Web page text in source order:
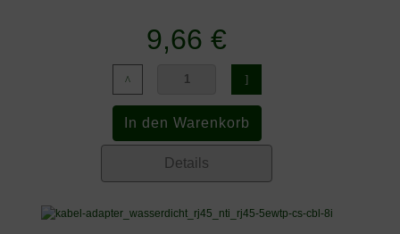
9,66 €
Details